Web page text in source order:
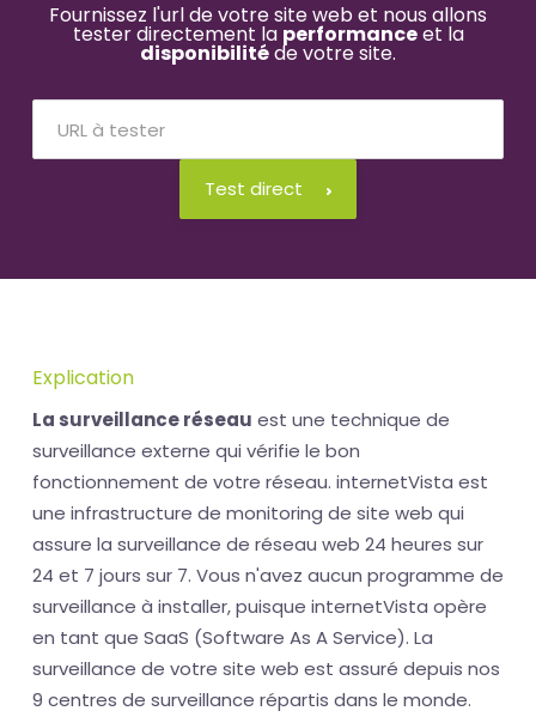
Fournissez l'url de votre site web et nous allons
tester directement la performanceet la
disponibilitéde votre site.
Test direct
Explication
La surveillance réseau est une technique de
surveillance externe qui vérifie le bon
fonctionnement de votre réseau. internetVista est
une infrastructure de monitoring de site web qui
assure la surveillance de réseau web 24 heures sur
24 et 7 jours sur 7. Vous n'avez aucun programme de
surveillance à installer, puisque internetVista opère
en tant que SaaS (Software As A Service). La
surveillance de votre site web est assuré depuis nos
9 centres de surveillance répartis dans le monde.